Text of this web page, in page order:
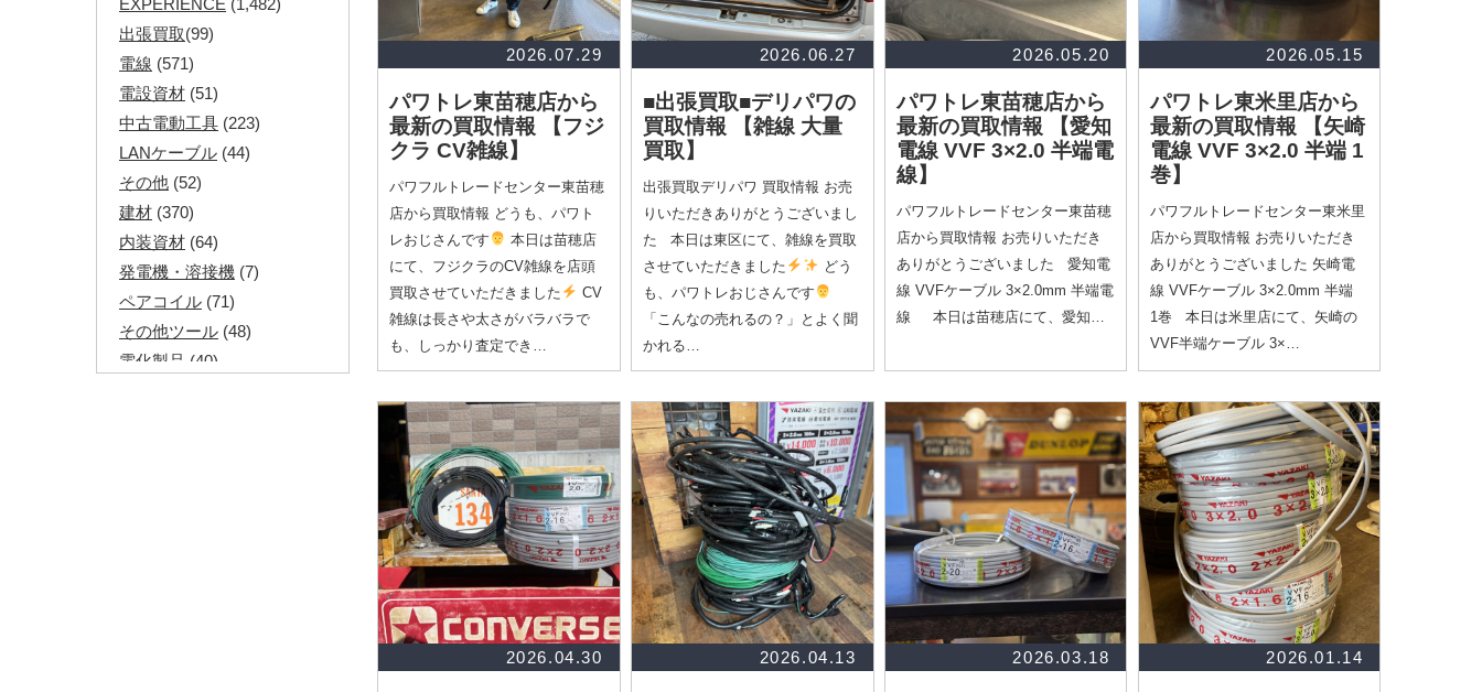
EXPERIENCE (1,482)
出張買取(99)
電線 (571)
電設資材 (51)
中古電動工具 (223)
LANケーブル (44)
その他 (52)
建材 (370)
内装資材 (64)
発電機・溶接機 (7)
ペアコイル (71)
その他ツール (48)
電化製品 (40)
2026.07.29
パワトレ東苗穂店から
最新の買取情報
【フジ
クラ CV雑線】
パワフルトレードセンター東苗穂
店から買取情報 どうも、パワト
レおじさんです
本日は苗穂店
にて、フジクラのCV雑線を店頭
買取させていただきました
CV
雑線は長さや太さがバラバラで
も、しっかり査定でき…
2026.06.27
■出張買取■デリパワの
買取情報
【雑線 大量
買取】
出張買取デリパワ 買取情報 お売
りいただきありがとうございまし
た 本日は東区にて、雑線を買取
させていただきました
どう
も、パワトレおじさんです
「こんなの売れるの？」とよく聞
かれる…
2026.05.20
パワトレ東苗穂店から
最新の買取情報
【愛知
電線 VVF 3×2.0 半端電
線】
パワフルトレードセンター東苗穂
店から買取情報 お売りいただき
ありがとうございました 愛知電
線 VVFケーブル 3×2.0mm 半端電
線 本日は苗穂店にて、愛知…
2026.05.15
パワトレ東米里店から
最新の買取情報
【矢崎
電線 VVF 3×2.0 半端 1
巻】
パワフルトレードセンター東米里
店から買取情報 お売りいただき
ありがとうございました 矢崎電
線 VVFケーブル 3×2.0mm 半端
1巻 本日は米里店にて、矢崎の
VVF半端ケーブル 3×…
2026.04.30 2026.04.13 2026.03.18 2026.01.14